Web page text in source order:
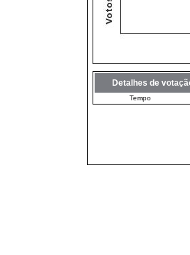
Detalhes de
Tempo